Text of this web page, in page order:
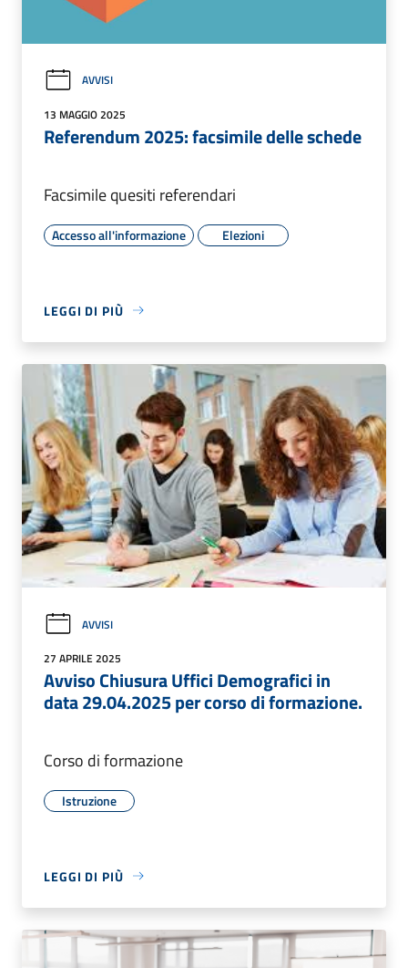
AVVISI
13 MAGGIO 2025
Referendum 2025: facsimile delle schede
Facsimile quesiti referendari
Accesso all'informazione Elezioni
LEGGI DI PIÙ
AVVISI
27 APRILE 2025
Avviso Chiusura Uffici Demografici in
data 29.04.2025 per corso di formazione.
Corso di formazione
Istruzione
LEGGI DI PIÙ